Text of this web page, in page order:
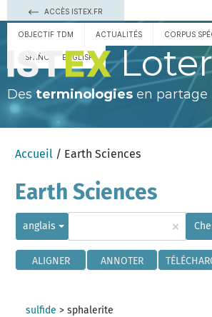
ACCÈS ISTEX.FR
OBJECTIF TDM ACTUALITÉS CORPUS
ESPAÑOL ENGLISH
Des terminologies en partage
Accueil / Earth Sciences
Earth Sciences
anglais ×
ALIGNER ANNOTER
sulfide >sphalerite